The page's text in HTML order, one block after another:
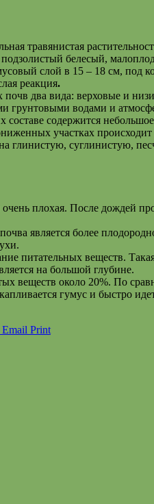
травянистая
белесый,
слой в 15 – 18 см, под
реакция.
два вида: верховые и
водами и
содержится
участках
глинистую, суглинистую,
плохая. После дождей
является более
питательных веществ.
на большой глубине.
веществ около 20%. По
гумус и быстро
Email Print